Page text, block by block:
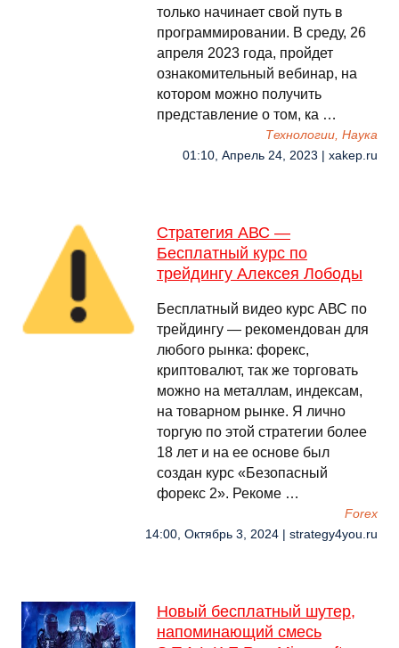
только начинает свой путь в
программировании. В среду, 26
апреля 2023 года, пройдет
ознакомительный вебинар, на
котором можно получить
представление о том, ка …
Технологии, Наука
01:10, Апрель 24, 2023 | xakep.ru
Стратегия АВС —
Бесплатный курс по
трейдингу Алексея Лободы
Бесплатный видео курс АВС по
трейдингу — рекомендован для
любого рынка: форекс,
криптовалют, так же торговать
можно на металлам, индексам,
на товарном рынке. Я лично
торгую по этой стратегии более
18 лет и на ее основе был
создан курс «Безопасный
форекс 2». Рекоме …
Forex
14:00, Октябрь 3, 2024 | strategy4you.ru
Новый бесплатный шутер,
напоминающий смесь